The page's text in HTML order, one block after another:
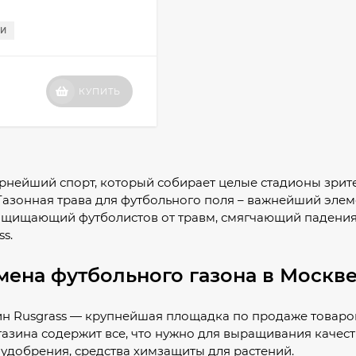
КУПИТЬ
спорт, который собирает целые стадионы
трава для футбольного поля – важнейший
футболистов от травм, смягчающий
футбольного газона в
Rusgrass — крупнейшая площадка по продаже
содержит все, что нужно для выращивания
средства химзащиты для растений.